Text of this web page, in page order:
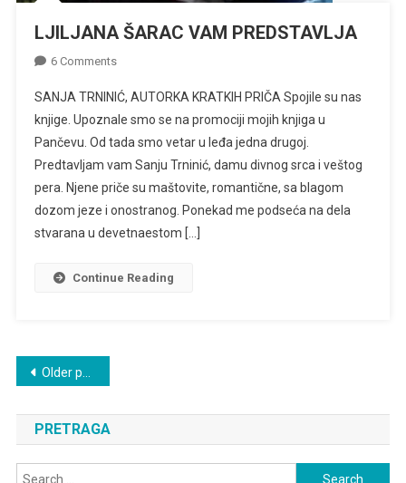
LJILJANA ŠARAC VAM PREDSTAVLJA
6 CommentsOn
ŠARAC
VAM
PREDSTAVLJA
SANJA TRNINIĆ, AUTORKA KRATKIH PRIČA Spojile su nas
knjige. Upoznale smo se na promociji mojih knjiga u
Pančevu. Od tada smo vetar u leđa jedna drugoj.
Predtavljam vam Sanju Trninić, damu divnog srca i veštog
pera. Njene priče su maštovite, romantične, sa blagom
dozom jeze i onostranog. Ponekad me podseća na dela
stvarana u devetnaestom […]
Continue Reading
Posts
navigation
Older posts
PRETRAGA
Search